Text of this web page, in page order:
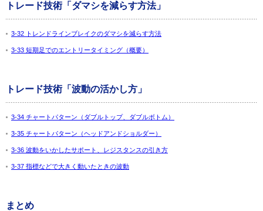
トレード技術「ダマシを減らす方法」
3-32 トレンドラインブレイクのダマシを減らす方法
3-33 短期足でのエントリータイミング（概要）
トレード技術「波動の活かし方」
3-34 チャートパターン（ダブルトップ、ダブルボトム）
3-35 チャートパターン（ヘッドアンドショルダー）
3-36 波動をいかしたサポート、レジスタンスの引き方
3-37 指標などで大きく動いたときの波動
まとめ